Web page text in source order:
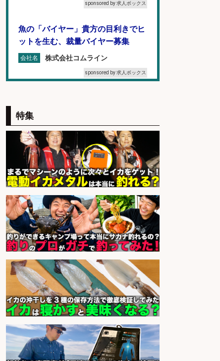
sponsored by 求人ボックス
魚の「バイヤー」貴方の目利きでヒ
ットを生む、裁量バイヤー募集
会社名 株式会社コムライン
sponsored by 求人ボックス
シスタントのお仕事/残業なし/即日
勤務可/営業事務/軽作業
会社名 株式会社パソナ
sponsored by 求人ボックス
オキアミをはじめとする釣り餌の
会社名 広松久水産株式会社
sponsored by 求人ボックス
和食, 日本料理・懐石料理/店長・店
長候補/本物を知る大人の隠れ家!魚
の価値を上げ、地域を元気に!店長候
補募集
会社名 酒場あらかぶ 酒場あらかぶ
sponsored by 求人ボックス
営業事務/「大津市」釣り具メーカ
ーの物流事務・営業アシスタント/
特集